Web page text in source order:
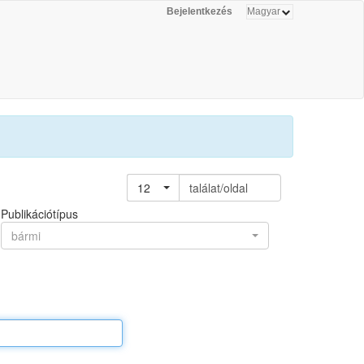
Bejelentkezés
12
találat/oldal
Publikációtípus
bármi